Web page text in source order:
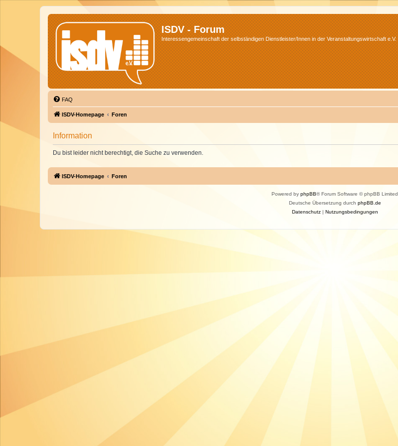
ISDV - Forum
Interessengemeinschaft der selbständigen Dienstleister/Innen in der Veranstaltungswirtschaft e.V.
FAQ
ISDV-Homepage Foren
Information
Du bist leider nicht berechtigt, die Suche zu verwenden.
ISDV-Homepage Foren
Powered by phpBB® Forum Software © phpBB Limited
Deutsche Übersetzung durch phpBB.de
Datenschutz| Nutzungsbedingungen